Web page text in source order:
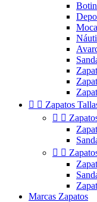
  Zapatos
 
 
Marcas Zapatos